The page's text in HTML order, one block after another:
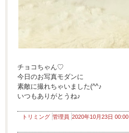
チョコちゃん♡
今日のお写真モダンに
素敵に撮れちゃいました(^^♪
いつもありがとうね♪
トリミング 管理員 2020年10月23日 00:00